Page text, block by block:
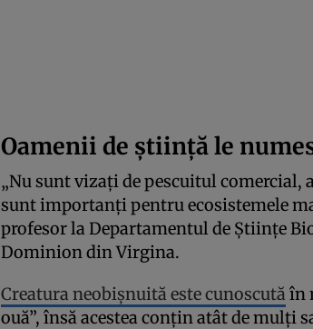
Oamenii de știință le
„Nu sunt vizați de pescuitul comercial,
sunt importanți pentru ecosistemele
profesor la Departamentul de Științe
Dominion din Virgina.
Creatura neobișnuită este cunoscută în
ouă”, însă acestea conțin atât de mulți